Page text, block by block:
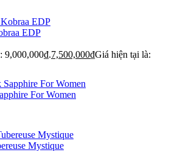
EDP
9,000,000₫.7,500,000₫Giá hiện tại là:
For Women
Mystique